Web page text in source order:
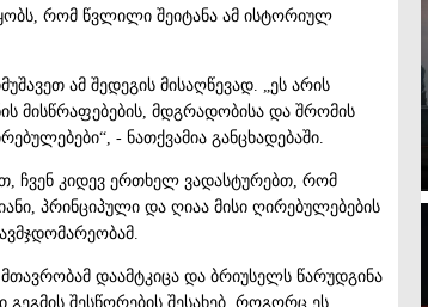
რომ წვლილი შეიტანა ამ ისტორიულ
ამ შედეგის მისაღწევად. „ეს არის
მისწრაფებების, მდგრადობისა და შრომის
- ნათქვამია განცხადებაში.
ჩვენ კიდევ ერთხელ ვადასტურებთ, რომ
პრინციპული და ღიაა მისი ღირებულებების
მთავრობამ დაამტკიცა და ბრიუსელს წარუდგინა
შესწორების შესახებ, როგორც ეს